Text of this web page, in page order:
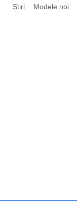
Știri Modele noi